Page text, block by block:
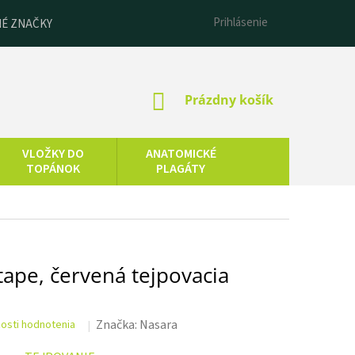
ZNAČKY Prihlásenie
NÁKUPNÝ
Prázdny košík
VLOŽKY DO
TOPÁNOK
ANATOMICKÉ
PLAGÁTY
OLEJE
červená tejpovacia
hodnotenia Značka: Nasara